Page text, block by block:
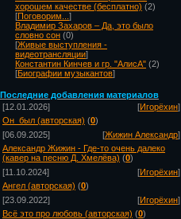
хорошем качестве (бесплатно) (2)
[Поговорим... ]
Владимир Захаров – Да, это было
словно сон (0)
[Живые выступления -
видеотрансляции]
Константин Кинчев и гр. "АлисА" (2)
[Биографии музыкантов]
Последние добавления материалов
[12.01.2026]
[Игорёхин]
Он_был (авторская) (0)
[06.09.2025]
[Жижин Александр]
Александр Жижин - Где-то очень далеко
(кавер на песню Д. Хмелёва) (0)
[11.10.2024]
[Игорёхин]
Ангел (авторская) (0)
[23.09.2022]
[Игорёхин]
Всё это про любовь (авторская) (0)